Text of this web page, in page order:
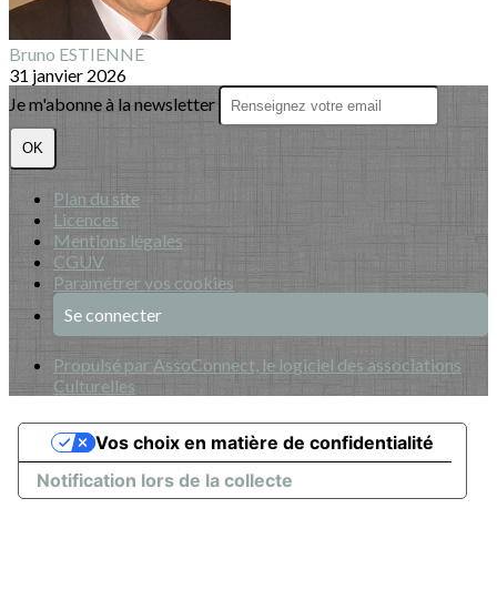
Bruno ESTIENNE
31 janvier 2026
Je m'abonne à la newsletter
OK
Plan du site
Licences
Mentions légales
CGUV
Paramétrer vos cookies
Se connecter
Propulsé par AssoConnect, le logiciel des associations
Culturelles
Notification lors de la collecte
Vos choix en matière de confidentialité